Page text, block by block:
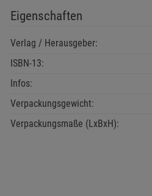
Eigenschaften
Verlag / Herausgeber:
ISBN-13:
Infos:
Verpackungsgewicht:
Verpackungsmaße (LxBxH):